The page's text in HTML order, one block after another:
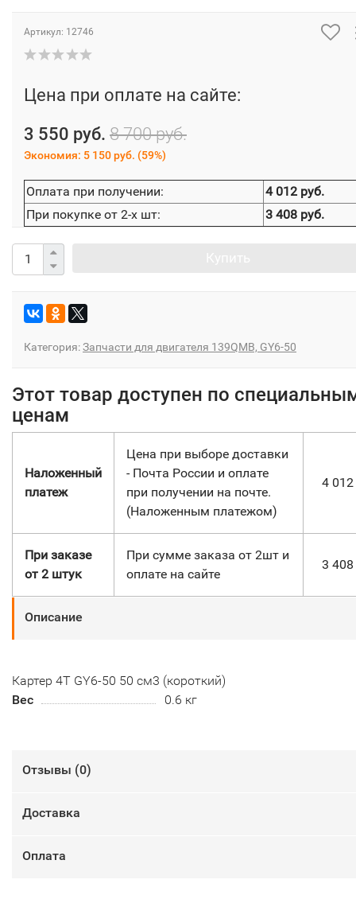
Артикул: 12746
Цена при оплате на сайте:
3 550 руб. 8 700 руб.
Экономия: 5 150 руб. (59%)
Оплата при получении:
4 012 руб.
При покупке от 2-х шт:
3 408 руб.
Категория:Запчасти для двигателя 139QMB, GY6-50
Этот товар доступен по
ценам
Наложенный
платеж
Цена при выборе доставки
- Почта России и оплате
при получении на почте.
(Наложенным платежом)
4 012
При заказе
от 2 штук
При сумме заказа от 2шт и
оплате на сайте
3 408
Описание
Картер 4Т GY6-50 50 см3 (короткий)
Вес
0.6 кг
Отзывы (0)
Доставка
Оплата